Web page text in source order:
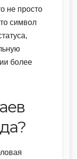
не просто
символ
более